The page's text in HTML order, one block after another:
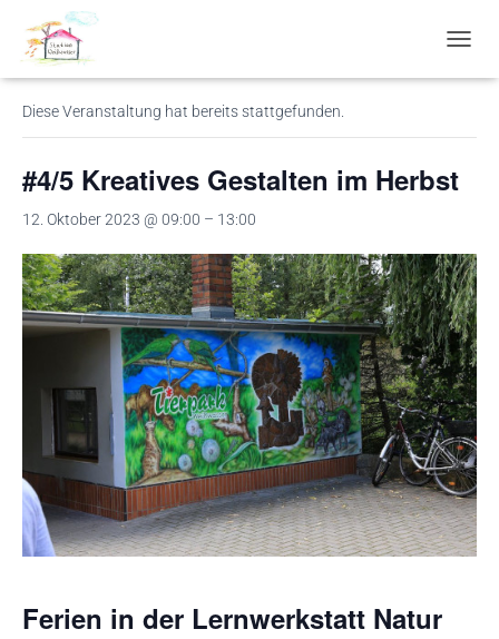
A
G
T
U
M
S
C
H
A
L
T
E
N
« Alle Veranstaltungen
Diese Veranstaltung hat bereits stattgefunden.
#4/5 Kreatives Gestalten im Herbst
12. Oktober 2023 @ 09:00 – 13:00
Ferien in der Lernwerkstatt Natur